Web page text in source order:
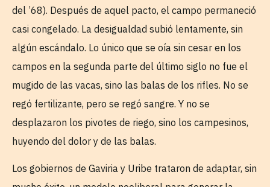
del ’68). Después de aquel pacto, el campo permaneció
casi congelado. La desigualdad subió lentamente, sin
algún escándalo. Lo único que se oía sin cesar en los
campos en la segunda parte del último siglo no fue el
mugido de las vacas, sino las balas de los rifles. No se
regó fertilizante, pero se regó sangre. Y no se
desplazaron los pivotes de riego, sino los campesinos,
huyendo del dolor y de las balas.
Los gobiernos de Gaviria y Uribe trataron de adaptar, sin